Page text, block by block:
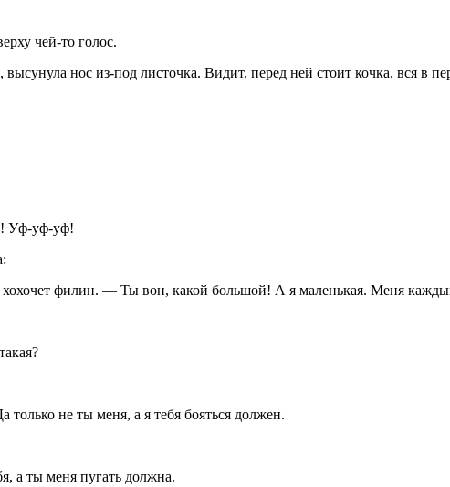
чей-то голос.
нос из-под листочка. Видит, перед ней стоит кочка, вся в
Уф-уф-уф!
филин. — Ты вон, какой большой! А я маленькая. Меня
не ты меня, а я тебя бояться должен.
ты меня пугать должна.